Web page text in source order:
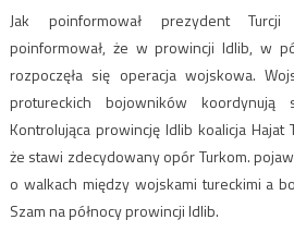
Jak poinformował prezydent
poinformował, że w prowincji Idlib, w
rozpoczęła się operacja wojskowa.
protureckich bojowników koordynują
Kontrolująca prowincję Idlib koalicja Hajat
że stawi zdecydowany opór Turkom.
o walkach między wojskami tureckimi a
Szam na północy prowincji Idlib.